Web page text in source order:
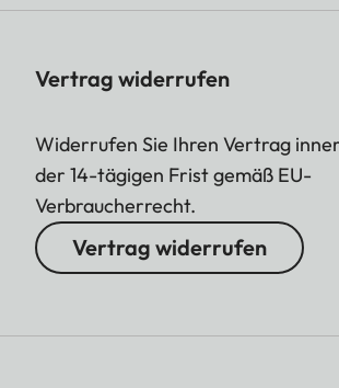
Vertrag widerrufen
Widerrufen Sie Ihren Vertrag
der 14-tägigen Frist gemäß EU-
Verbraucherrecht.
Vertrag widerrufen